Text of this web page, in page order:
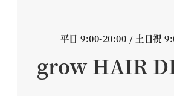
平日 9:00-20:00 / 土日祝
grow HAIR